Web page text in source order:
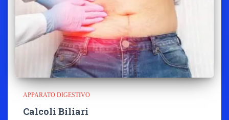
APPARATO DIGESTIVO
Calcoli Biliari